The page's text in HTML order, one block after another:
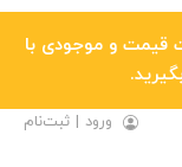
قیمت و موجودی با
ورود | ثبت‌نام